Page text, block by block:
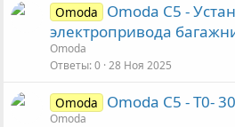
Omoda
Omoda C5 -
электропривода
Omoda
Ответы 0 28 Ноя 2025
Omoda Omoda C5 - Т0-
Omoda